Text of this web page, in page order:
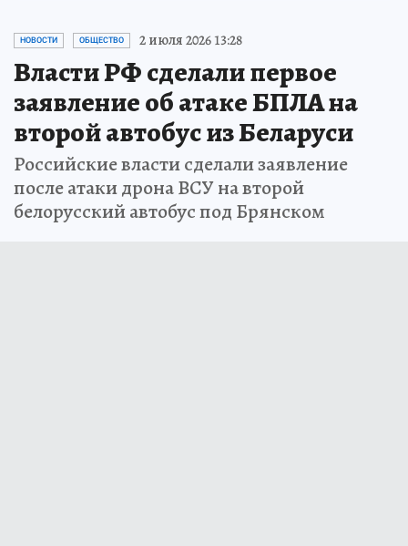
НОВОСТИ ОБЩЕСТВО 2 июля 2026 13:28
Власти РФ сделали первое
заявление об атаке БПЛА на
второй автобус из Беларуси
Российские власти сделали заявление
после атаки дрона ВСУ на второй
белорусский автобус под Брянском